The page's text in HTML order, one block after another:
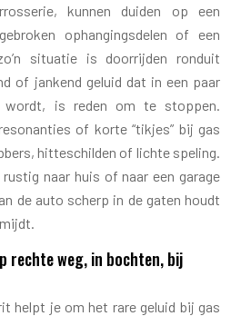
kunnen duiden op een
ophangingsdelen of een
situatie is doorrijden ronduit
of jankend geluid dat in een paar
wordt, is reden om te stoppen.
of korte “tikjes” bij gas
hitteschilden of lichte speling.
naar huis of naar een garage
de auto scherp in de gaten houdt
weg, in bochten, bij
helpt je om het rare geluid bij gas